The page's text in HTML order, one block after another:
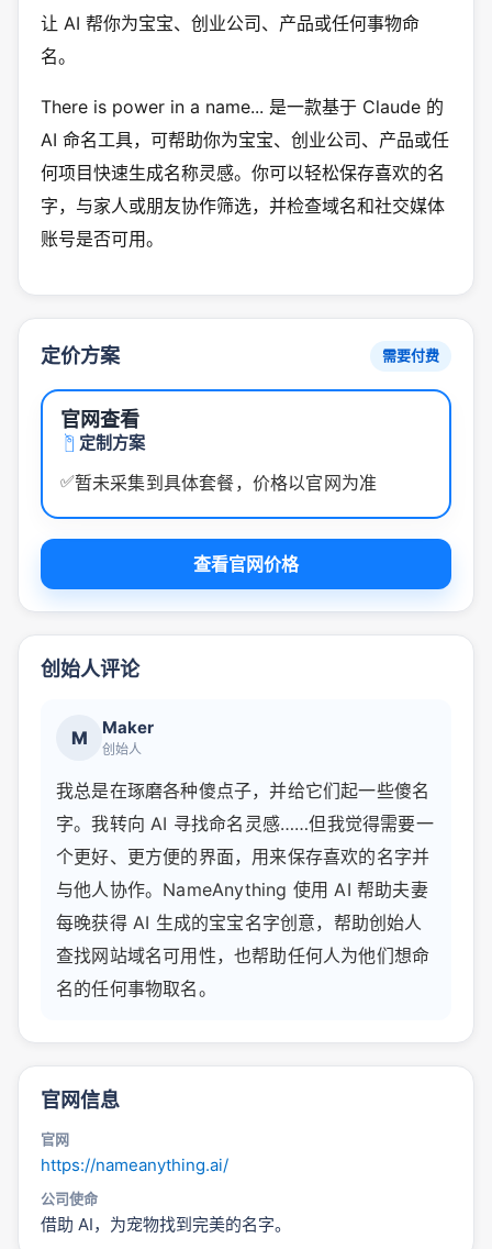
让 AI 帮你为宝宝、创业公司、产品或任何事物命
名。
There is power in a name... 是一款基于 Claude 的
AI 命名工具，可帮助你为宝宝、创业公司、产品或任
何项目快速生成名称灵感。你可以轻松保存喜欢的名
字，与家人或朋友协作筛选，并检查域名和社交媒体
账号是否可用。
定价方案 需要付费
官网查看
定制方案
✅暂未采集到具体套餐，价格以官网为准
查看官网价格
创始人评论
M Maker
创始人
我总是在琢磨各种傻点子，并给它们起一些傻名
字。我转向 AI 寻找命名灵感……但我觉得需要一
个更好、更方便的界面，用来保存喜欢的名字并
与他人协作。NameAnything 使用 AI 帮助夫妻
每晚获得 AI 生成的宝宝名字创意，帮助创始人
查找网站域名可用性，也帮助任何人为他们想命
名的任何事物取名。
官网信息
官网
https://nameanything.ai/
公司使命
借助 AI，为宠物找到完美的名字。